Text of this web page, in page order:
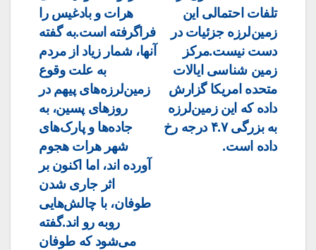
هرات و بادغیس را
فراگرفته است.به گفته
آنها، شمار زیاد از مردم
به علت وقوع
زمین‌لرزه‌های پیهم در
روزهای پسین، به
جاده‌ها و پارک‌های
شهر هرات هجوم
آورده اند، اما اکنون بر
اثر جاری شدن
طوفان، با چالش‌هایی
روبه رو اند.گفته
می‌شود که طوفان
تلفات احتمالی این
زمین‌لرزه جزئیات در
دست نیست.مرکز
زمین شناسی ایالات
متحده امریکا گزارش
داده که این زمین‌لرزه
به بزرگی ۴.۷ درجه رخ
داده است.